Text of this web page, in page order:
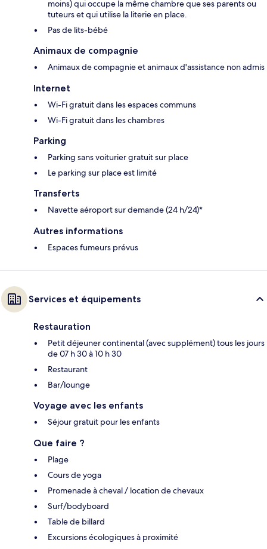
moins) qui occupe la même chambre que ses parents ou
tuteurs et qui utilise la literie en place.
Pas de lits-bébé
Animaux de compagnie
Animaux de compagnie et animaux d'assistance non admis
Internet
Wi-Fi gratuit dans les espaces communs
Wi-Fi gratuit dans les chambres
Parking
Parking sans voiturier gratuit sur place
Le parking sur place est limité
Transferts
Navette aéroport sur demande (24 h/24)*
Autres informations
Espaces fumeurs prévus
Services et équipements
Restauration
Petit déjeuner continental (avec supplément) tous les jours
de 07 h 30 à 10 h 30
Restaurant
Bar/lounge
Voyage avec les enfants
Séjour gratuit pour les enfants
Que faire ?
Plage
Cours de yoga
Promenade à cheval / location de chevaux
Surf/bodyboard
Table de billard
Excursions écologiques à proximité